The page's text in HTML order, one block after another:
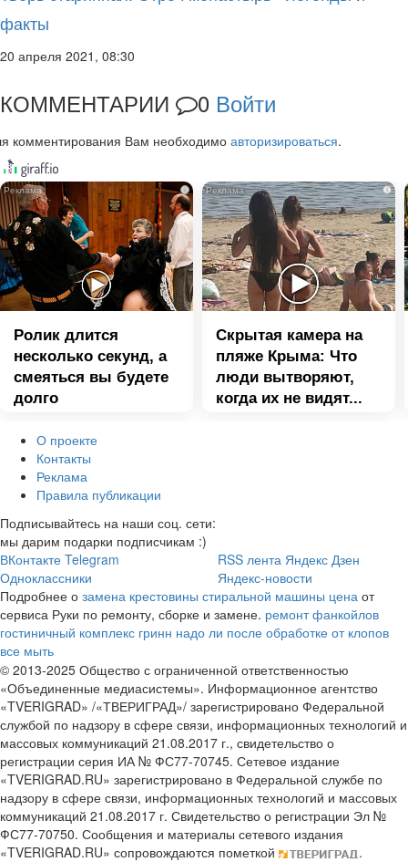
факты
20 апреля 2021, 08:30
КОММЕНТАРИИ 0 Войти
комментирования Вам необходимо авторизироваться.
i
Ролик длится
несколько секунд, а
смеяться вы будете
долго
i
Скрытая камера на
пляже Крыма: Что
люди вытворяют,
когда их не видят...
О проекте
Контакты
Реклама
Правила публикации
Подписывайтесь на наши соц. сети:
мы дарим подарки подписчикам :)
ВКонтакте Telegram
Одноклассники
RSS лента Яндекс Дзен
Яндекс-новости
Подробнее о замена крестовины стиральной машины цена от
сервиса Руки по ремонту, сборке и замене. ремонт фанкойлов
гостиничный комплекс гринн надо ли после обработке от клопов
все мыть
© 2013-2025 Общество с ограниченной ответственностью
«Объединенные медиасистемы». Информационное агентство
«TVERIGRAD» /«ТВЕРИГРАД»/ зарегистрировано Федеральной
службой по надзору в сфере связи, информационных технологий и
массовых коммуникаций 21.08.2017 г., свидетельство о
регистрации серия ИА № ФС77-70745. Сетевое издание
«TVERIGRAD.RU» зарегистрировано в Федеральной службе по
надзору в сфере связи, информационных технологий и массовых
коммуникаций 21.08.2017 г. Свидетельство о регистрации Эл №
ФС77-70750. Сообщения и материалы сетевого издания
«TVERIGRAD.RU» сопровождаются пометкой
.